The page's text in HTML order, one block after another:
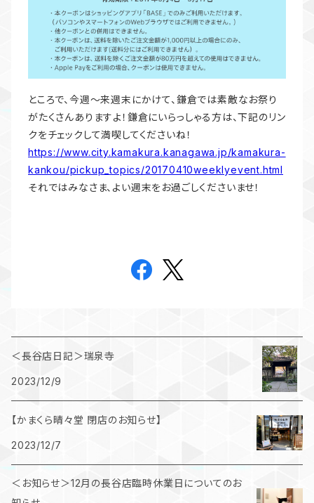
ところで、今週〜来週末にかけて、鎌倉では素敵なお祭り
がたくさんありますよ！鎌倉にいらっしゃる方は、下記のリン
クをチェックして満喫してくださいね！
https://www.city.kamakura.kanagawa.jp/kamakura-
kankou/pickup_topics/20170410weeklyevent.html
それではみなさま、よい週末をお過ごしくださいませ！
＜長谷店日記＞瑞泉寺
2023/12/9
【かまくら晴々堂 閉店のお知らせ】
2023/12/7
＜お知らせ＞12月の長谷店臨時休業日についてのお